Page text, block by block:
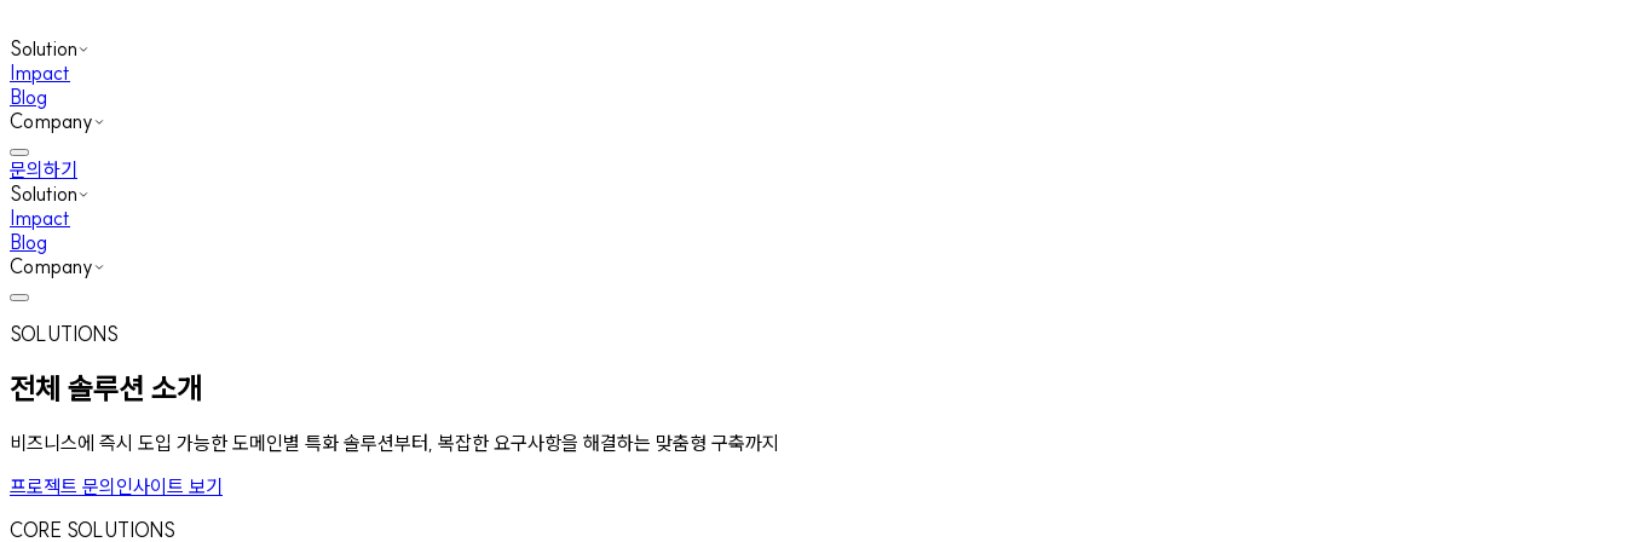
Solution
Impact
Blog
Company
문의하기
Solution
Impact
Blog
Company
SOLUTIONS
전체 솔루션 소개
비즈니스에 즉시 도입 가능한 도메인별 특화 솔루션부터, 복잡한 요구사항을 해결하는 맞춤형 구축까지
프로젝트 문의인사이트 보기
CORE SOLUTIONS